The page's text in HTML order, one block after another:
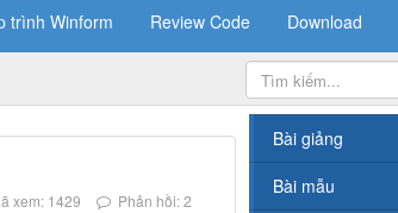
trình Winform Review Code Download
xem: 1429 Phản hồi: 2
Bài giảng
Bài mẫu